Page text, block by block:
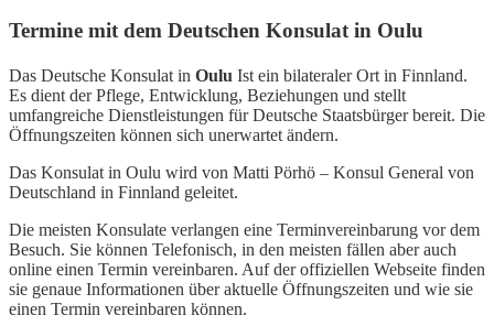
Termine mit dem Deutschen Konsulat in Oulu
Das Deutsche Konsulat in Oulu Ist ein bilateraler Ort in Finnland.
Es dient der Pflege, Entwicklung, Beziehungen und stellt
umfangreiche Dienstleistungen für Deutsche Staatsbürger bereit. Die
Öffnungszeiten können sich unerwartet ändern.
Das Konsulat in Oulu wird von Matti Pörhö – Konsul General von
Deutschland in Finnland geleitet.
Die meisten Konsulate verlangen eine Terminvereinbarung vor dem
Besuch. Sie können Telefonisch, in den meisten fällen aber auch
online einen Termin vereinbaren. Auf der offiziellen Webseite finden
sie genaue Informationen über aktuelle Öffnungszeiten und wie sie
einen Termin vereinbaren können.